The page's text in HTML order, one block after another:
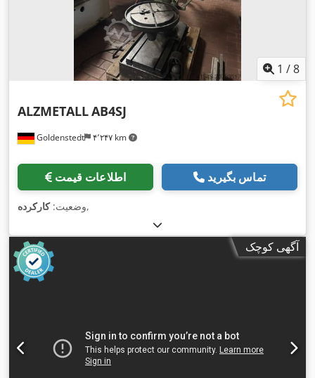
1 /8
Goldenstedt ۴٬۲۴۷ km
ALZMETALLAB4SJ
اطلاعات قیمت تماس بگیرید
وضعیت:کارکرده ,
آگهی کوچک